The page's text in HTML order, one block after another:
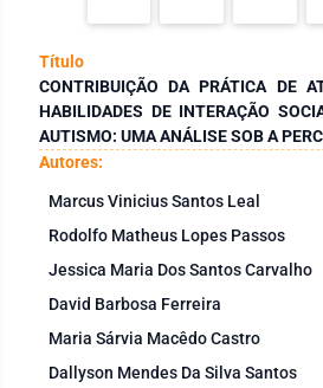
Título
CONTRIBUIÇÃO DA PRÁTICA DE
HABILIDADES DE INTERAÇÃO
AUTISMO: UMA ANÁLISE SOB A
Autores:
Marcus Vinicius Santos Leal
Rodolfo Matheus Lopes Passos
Jessica Maria Dos Santos Carvalho
David Barbosa Ferreira
Maria Sárvia Macêdo Castro
Dallyson Mendes Da Silva Santos